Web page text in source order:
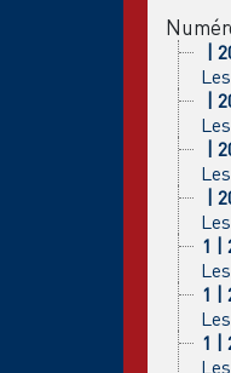
|
|
|
|
1 |
1 |
1 |